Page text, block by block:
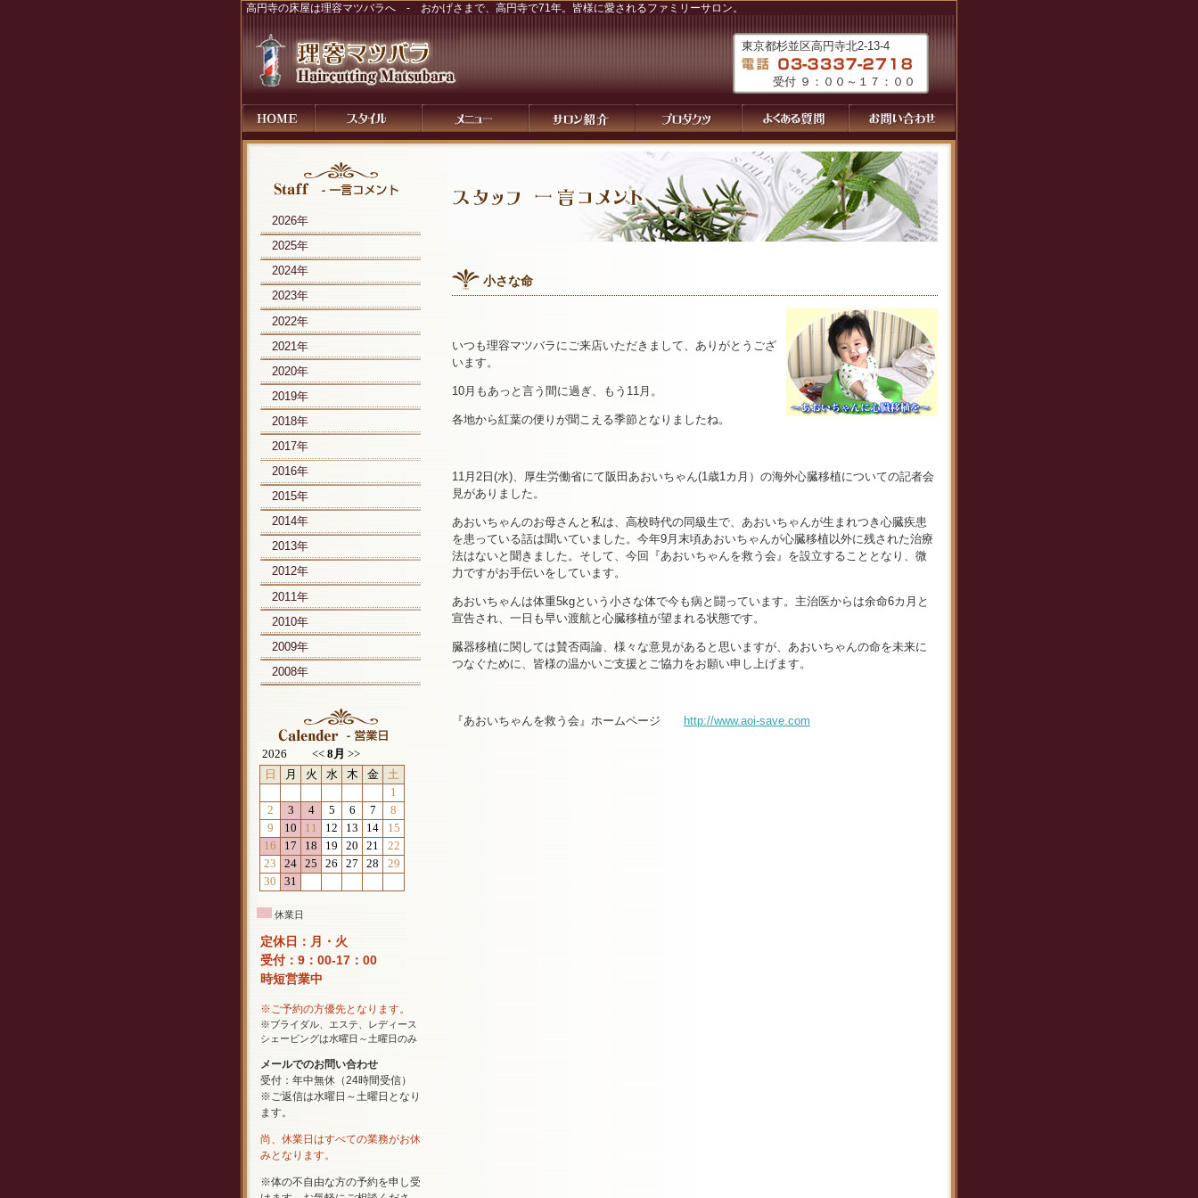
高円寺の床屋は理容マツバラへ - おかげさまで、高円寺で71年。皆様に愛されるファミリーサロン。
東京都杉並区高円寺北2-13-4
受付 ９：００～１７：００
小さな命
いつも理容マツバラにご来店いただきまして、ありがとうござ
います。
10月もあっと言う間に過ぎ、もう11月。
各地から紅葉の便りが聞こえる季節となりましたね。
11月2日(水)、厚生労働省にて阪田あおいちゃん(1歳1カ月）の海外心臓移植についての記者会
見がありました。
あおいちゃんのお母さんと私は、高校時代の同級生で、あおいちゃんが生まれつき心臓疾患
を患っている話は聞いていました。今年9月末頃あおいちゃんが心臓移植以外に残された治療
法はないと聞きました。そして、今回『あおいちゃんを救う会』を設立することとなり、微
力ですがお手伝いをしています。
あおいちゃんは体重5kgという小さな体で今も病と闘っています。主治医からは余命6カ月と
宣告され、一日も早い渡航と心臓移植が望まれる状態です。
臓器移植に関しては賛否両論、様々な意見があると思いますが、あおいちゃんの命を未来に
つなぐために、皆様の温かいご支援とご協力をお願い申し上げます。
『あおいちゃんを救う会』ホームページ http://www.aoi-save.com
2026年
2025年
2024年
2023年
2022年
2021年
2020年
2019年
2018年
2017年
2016年
2015年
2014年
2013年
2012年
2011年
2010年
2009年
2008年
休業日
定休日：月・火
受付：9：00-17：00
時短営業中
※ご予約の方優先となります。
※ブライダル、エステ、レディース
シェービングは水曜日～土曜日のみ
メールでのお問い合わせ
受付：年中無休（24時間受信）
※ご返信は水曜日～土曜日となり
ます。
尚、休業日はすべての業務がお休
みとなります。
※体の不自由な方の予約を申し受